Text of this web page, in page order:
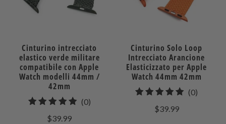
Cinturino intrecciato
elastico verde militare
compatibile con Apple
Watch modelli 44mm /
42mm
(0)0
$39.99
Cinturino Solo Loop
Intrecciato Arancione
Elasticizzato per Apple
Watch 44mm 42mm
(0)
$39.99